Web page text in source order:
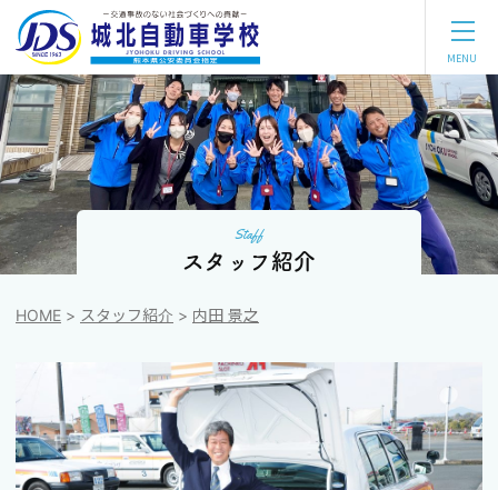
熊
本
で
運
転
免
許
を
取
る
な
ら、
城
校
MENU
スタッフ紹介
HOME スタッフ紹介 内田 景之